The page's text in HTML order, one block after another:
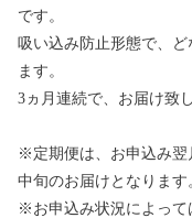
です。
吸い込み防止形態で、
ます。
3ヵ月連続で、お届け致
※定期便は、お申込み翌
中旬のお届けとなります
※お申込み状況によって